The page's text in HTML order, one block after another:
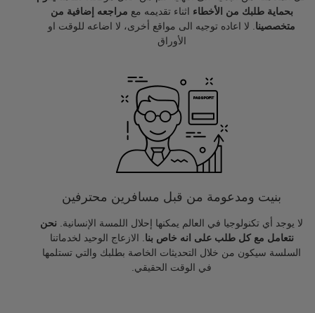
بحماية طلبك من الأخطاء اثناء تقديمه مع مراجعه إضافية من
متخصصينا . لا اعاده توجيه الى مواقع أخرى، لا اضاعه للوقت او
الأوراق
بنيت ومدعومة من قبل مسافرين محترفين
لا يوجد أي تكنولوجيا في العالم يمكنها إحلال اللمسة الإنسانية. نحن
نتعامل مع كل طلب على انه خاص بنا . الازعاج الوحيد لخدماتنا
السلسة سيكون من خلال التحديثات الخاصة بطلبك والتي تستلمها
في الوقت الحقيقي.